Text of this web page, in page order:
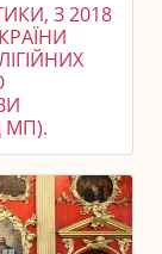
З 2018
МП).